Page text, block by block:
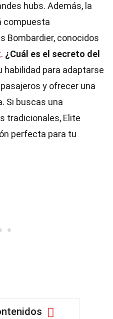
hubs. Además, la
compuesta
Bombardier, conocidos
. ¿Cuál es el secreto del
habilidad para adaptarse
y ofrecer una
Si buscas una
tradicionales, Elite
perfecta para tu